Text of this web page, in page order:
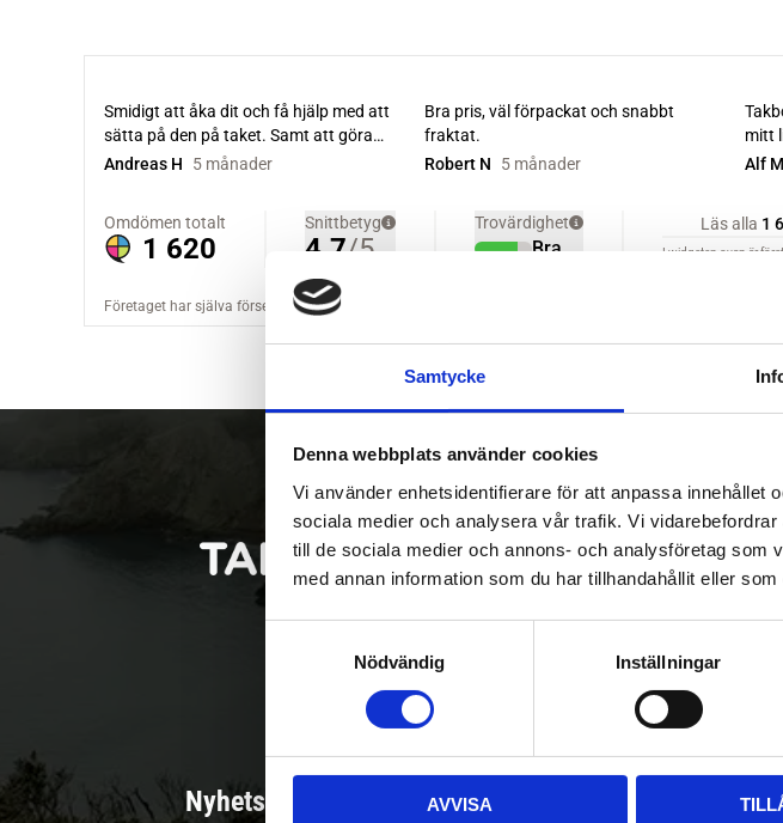
Samtycke
Denna webbplats använder cookies
Vi använder enhetsidentifierare för att anpassa innehållet
sociala medier och analysera vår trafik. Vi
till de sociala medier och annons- och analysföretag
med annan information som du har tillhandahållit eller
Nödvändig Inställningar
AVVISA
Betala säkert || Snabba
Nyhetsbrev - Ta del av nyheter & erbjudanden